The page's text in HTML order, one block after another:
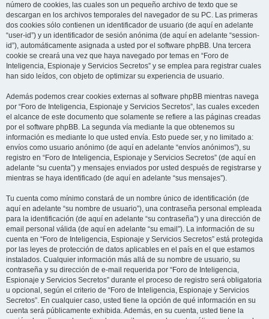
número de cookies, las cuales son un pequeño archivo de texto que se
descargan en los archivos temporales del navegador de su PC. Las primeras
dos cookies sólo contienen un identificador de usuario (de aquí en adelante
“user-id”) y un identificador de sesión anónima (de aquí en adelante “session-
id”), automáticamente asignada a usted por el software phpBB. Una tercera
cookie se creará una vez que haya navegado por temas en “Foro de
Inteligencia, Espionaje y Servicios Secretos” y se emplea para registrar cuales
han sido leídos, con objeto de optimizar su experiencia de usuario.
Además podemos crear cookies externas al software phpBB mientras navega
por “Foro de Inteligencia, Espionaje y Servicios Secretos”, las cuales exceden
el alcance de este documento que solamente se refiere a las páginas creadas
por el software phpBB. La segunda vía mediante la que obtenemos su
información es mediante lo que usted envía. Esto puede ser, y no limitado a:
envíos como usuario anónimo (de aquí en adelante “envíos anónimos”), su
registro en “Foro de Inteligencia, Espionaje y Servicios Secretos” (de aquí en
adelante “su cuenta”) y mensajes enviados por usted después de registrarse y
mientras se haya identificado (de aquí en adelante “sus mensajes”).
Tu cuenta como mínimo constará de un nombre único de identificación (de
aquí en adelante “su nombre de usuario”), una contraseña personal empleada
para la identificación (de aquí en adelante “su contraseña”) y una dirección de
email personal válida (de aquí en adelante “su email”). La información de su
cuenta en “Foro de Inteligencia, Espionaje y Servicios Secretos” está protegida
por las leyes de protección de datos aplicables en el país en el que estamos
instalados. Cualquier información más allá de su nombre de usuario, su
contraseña y su dirección de e-mail requerida por “Foro de Inteligencia,
Espionaje y Servicios Secretos” durante el proceso de registro será obligatoria
u opcional, según el criterio de “Foro de Inteligencia, Espionaje y Servicios
Secretos”. En cualquier caso, usted tiene la opción de qué información en su
cuenta será públicamente exhibida. Además, en su cuenta, usted tiene la